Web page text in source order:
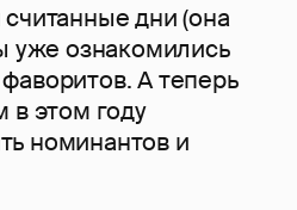
дни (она
уже ознакомились
А теперь
в этом году
номинантов и